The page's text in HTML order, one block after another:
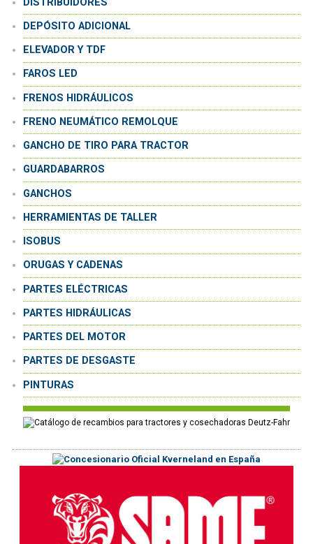
DEPÓSITO ADICIONAL
ELEVADOR Y TDF
FAROS LED
FRENOS HIDRÁULICOS
FRENO NEUMÁTICO REMOLQUE
GANCHO DE TIRO PARA TRACTOR
GUARDABARROS
GANCHOS
HERRAMIENTAS DE TALLER
ISOBUS
ORUGAS Y CADENAS
PARTES ELÉCTRICAS
PARTES HIDRÁULICAS
PARTES DEL MOTOR
PARTES DE DESGASTE
PINTURAS